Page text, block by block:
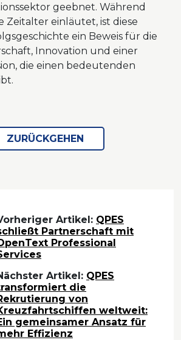
geebnet. Während
Zeitalter einläutet, ist diese
ein Beweis für die
Innovation und einer
die einen bedeutenden
ZURÜCKGEHEN
Artikel: QPES
Partnerschaft mit
Professional
Artikel: QPES
die
von
weltweit:
gemeinsamer Ansatz für
Effizienz